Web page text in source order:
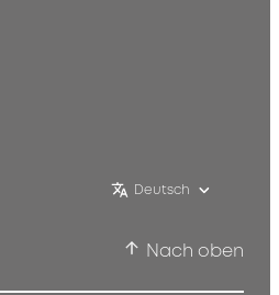
Deutsch
Nach oben